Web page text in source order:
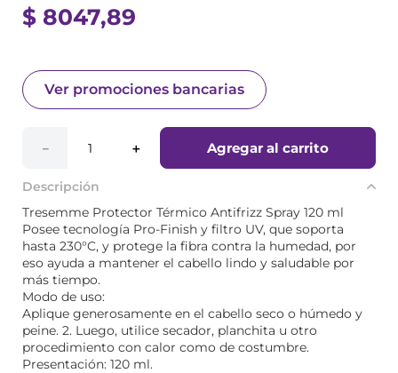
$ 8047,89
Ver promociones bancarias
＋
－ Agregar al carrito
Descripción
Tresemme Protector Térmico Antifrizz Spray 120 ml
Posee tecnología Pro-Finish y filtro UV, que soporta
hasta 230°C, y protege la fibra contra la humedad, por
eso ayuda a mantener el cabello lindo y saludable por
más tiempo.
Modo de uso:
Aplique generosamente en el cabello seco o húmedo y
peine. 2. Luego, utilice secador, planchita u otro
procedimiento con calor como de costumbre.
Presentación: 120 ml.